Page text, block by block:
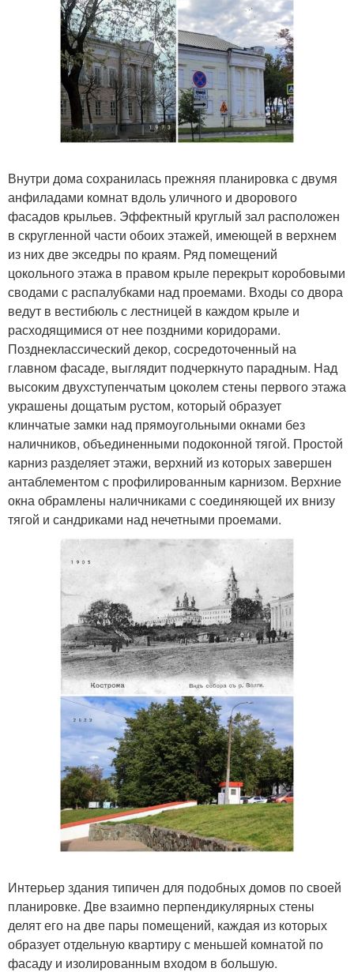
Внутри дома сохранилась прежняя планировка с двумя
анфиладами комнат вдоль уличного и дворового
фасадов крыльев. Эффектный круглый зал расположен
в скругленной части обоих этажей, имеющей в верхнем
из них две экседры по краям. Ряд помещений
цокольного этажа в правом крыле перекрыт коробовыми
сводами с распалубками над проемами. Входы со двора
ведут в вестибюль с лестницей в каждом крыле и
расходящимися от нее поздними коридорами.
Позднеклассический декор, сосредоточенный на
главном фасаде, выглядит подчеркнуто парадным. Над
высоким двухступенчатым цоколем стены первого этажа
украшены дощатым рустом, который образует
клинчатые замки над прямоугольными окнами без
наличников, объединенными подоконной тягой. Простой
карниз разделяет этажи, верхний из которых завершен
антаблементом с профилированным карнизом. Верхние
окна обрамлены наличниками с соединяющей их внизу
тягой и сандриками над нечетными проемами.
Интерьер здания типичен для подобных домов по своей
планировке. Две взаимно перпендикулярных стены
делят его на две пары помещений, каждая из которых
образует отдельную квартиру с меньшей комнатой по
фасаду и изолированным входом в большую.